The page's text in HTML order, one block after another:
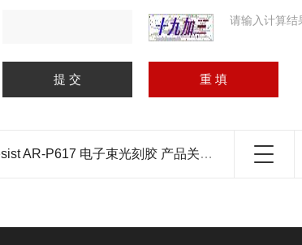
请输入计算结
电子束光刻胶 产品关键词:电子束光刻胶AR;AR光刻胶;AR-P胶